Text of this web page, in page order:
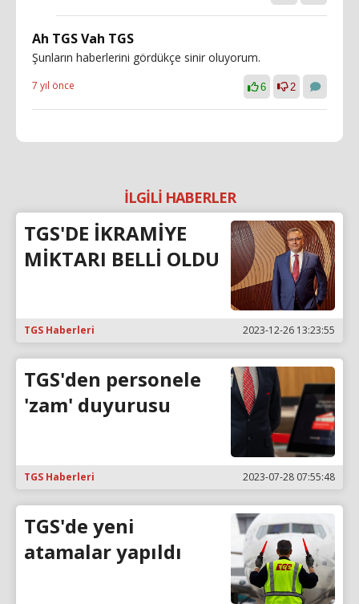
Ah TGS Vah TGS
Şunların haberlerini gördükçe sinir oluyorum.
7 yıl önce 6 2
İLGİLİ HABERLER
TGS'DE İKRAMİYE
MİKTARI BELLİ OLDU
TGS Haberleri 2023-12-26 13:23:55
TGS'den personele
'zam' duyurusu
TGS Haberleri 2023-07-28 07:55:48
TGS'de yeni
atamalar yapıldı